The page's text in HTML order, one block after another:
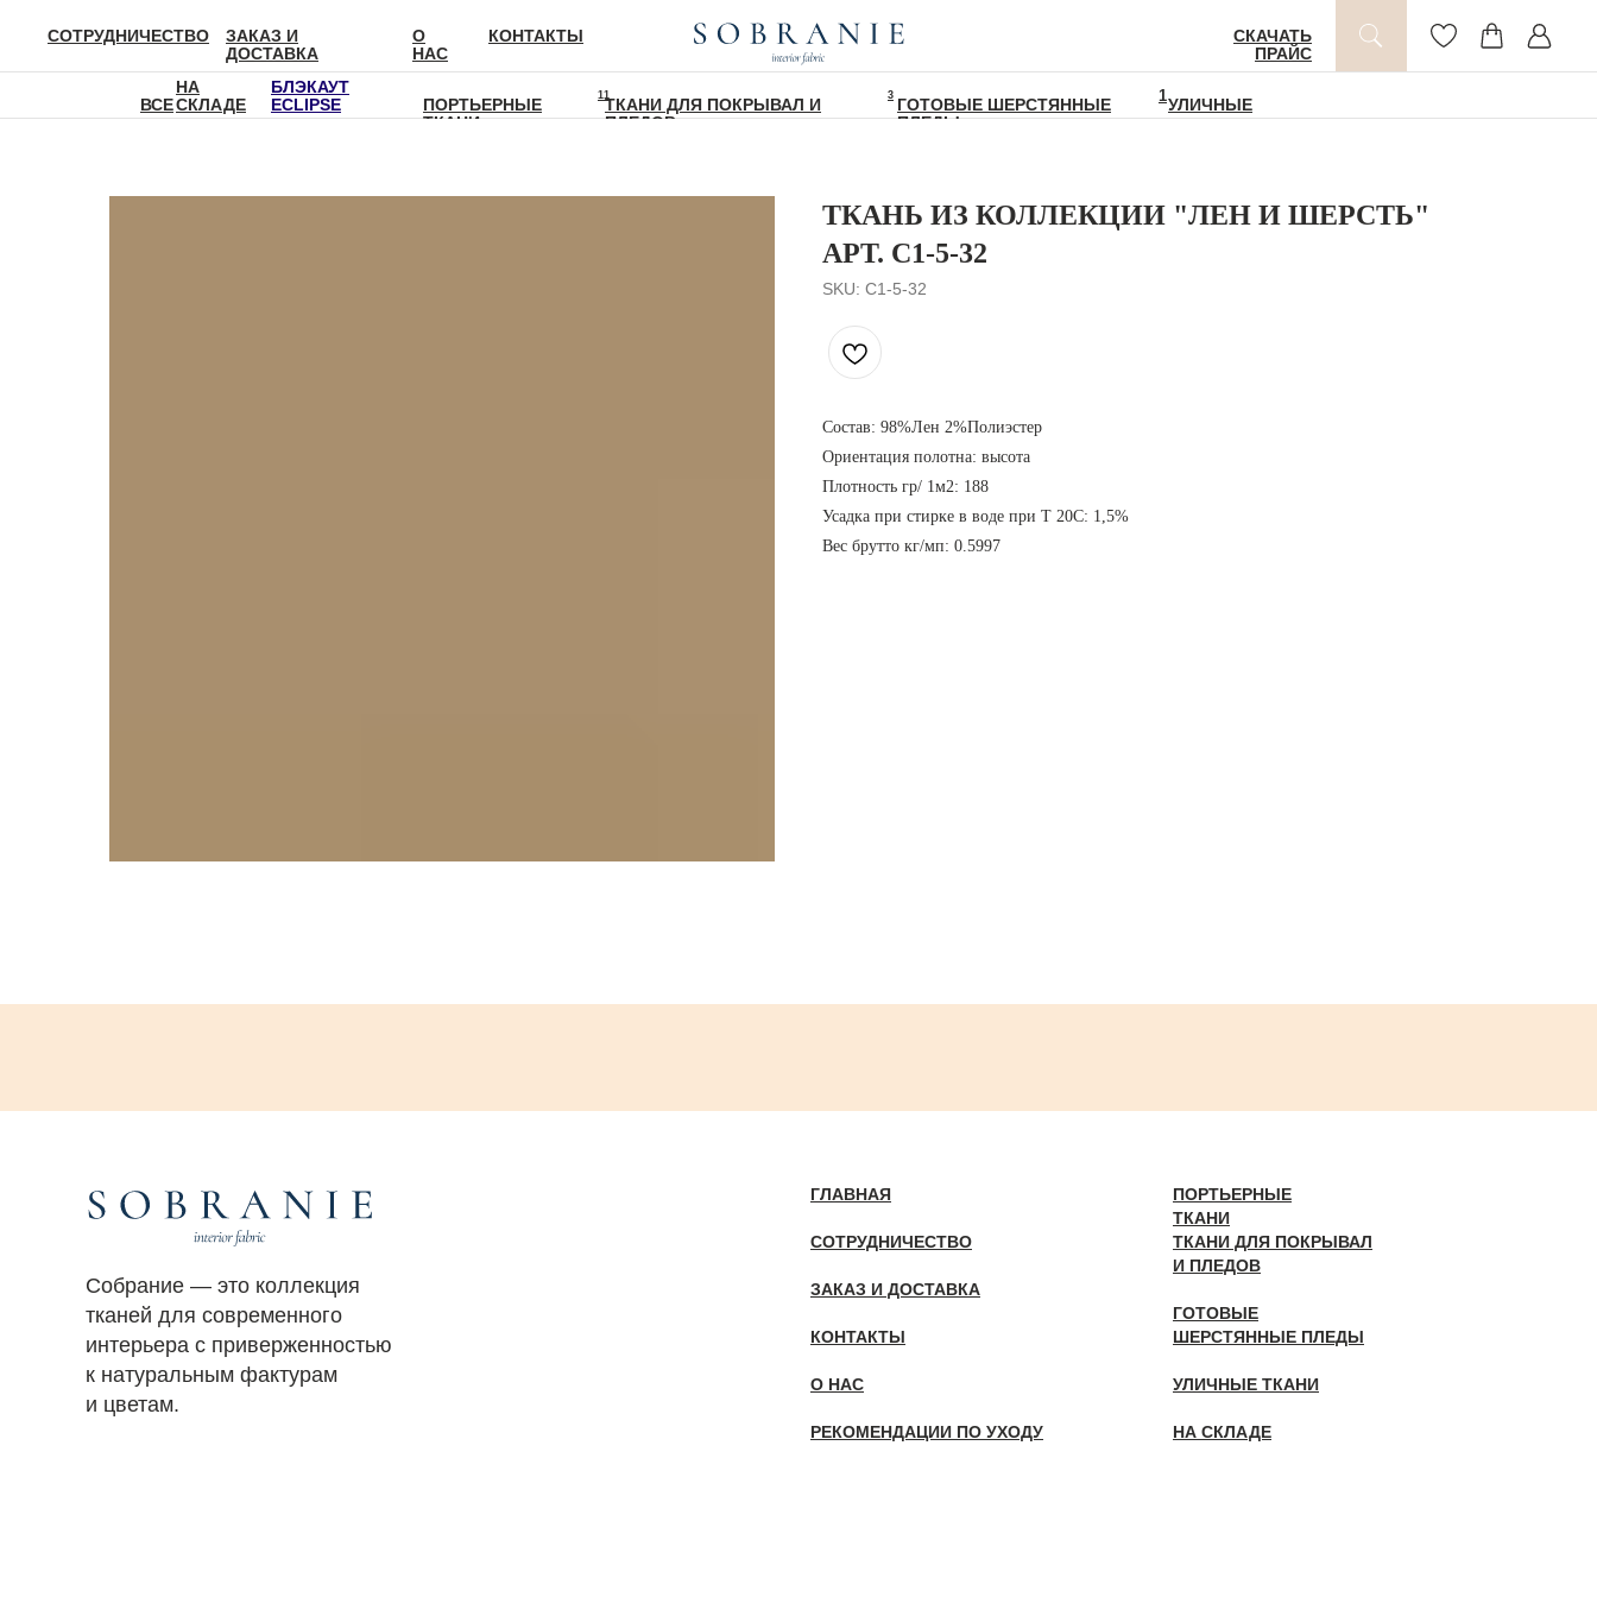
СОТРУДНИЧЕСТВО
ЗАКАЗ И
ДОСТАВКА
О
НАС
КОНТАКТЫ
СКАЧАТЬ
ПРАЙС
ВСЕ
НА
СКЛАДЕ
БЛЭКАУТ
ECLIPSE
ПОРТЬЕРНЫЕ
ТКАНИ
11ТКАНИ ДЛЯ ПОКРЫВАЛ И
ПЛЕДОВ
3 ГОТОВЫЕ ШЕРСТЯННЫЕ
ПЛЕДЫ
1УЛИЧНЫЕ
ТКАНЬ ИЗ КОЛЛЕКЦИИ "ЛЕН И ШЕРСТЬ"
АРТ. C1-5-32
SKU: C1-5-32
Состав: 98%Лен 2%Полиэстер
Ориентация полотна: высота
Плотность гр/ 1м2: 188
Усадка при стирке в воде при T 20С: 1,5%
Вес брутто кг/мп: 0.5997
Собрание — это коллекция
тканей для современного
интерьера с приверженностью
к натуральным фактурам
и цветам.
ГЛАВНАЯ
СОТРУДНИЧЕСТВО
ЗАКАЗ И ДОСТАВКА
КОНТАКТЫ
О НАС
ПОРТЬЕРНЫЕ
ТКАНИ
ТКАНИ ДЛЯ ПОКРЫВАЛ
И ПЛЕДОВ
ГОТОВЫЕ
ШЕРСТЯННЫЕ ПЛЕДЫ
УЛИЧНЫЕ ТКАНИ
НА СКЛАДЕ
РЕКОМЕНДАЦИИ ПО УХОДУ